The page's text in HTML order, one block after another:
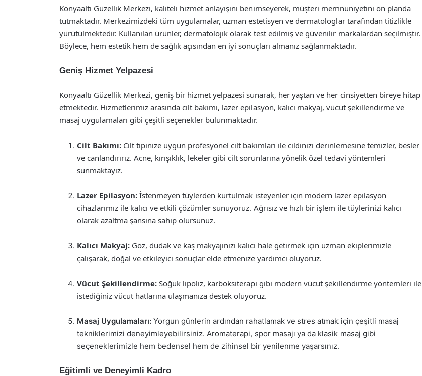
Konyaaltı Güzellik Merkezi, kaliteli hizmet anlayışını benimseyerek, müşteri memnuniyetini ön planda
tutmaktadır. Merkezimizdeki tüm uygulamalar, uzman estetisyen ve dermatologlar tarafından titizlikle
yürütülmektedir. Kullanılan ürünler, dermatolojik olarak test edilmiş ve güvenilir markalardan seçilmiştir.
Böylece, hem estetik hem de sağlık açısından en iyi sonuçları almanız sağlanmaktadır.
Geniş Hizmet Yelpazesi
Konyaaltı Güzellik Merkezi, geniş bir hizmet yelpazesi sunarak, her yaştan ve her cinsiyetten bireye hitap
etmektedir. Hizmetlerimiz arasında cilt bakımı, lazer epilasyon, kalıcı makyaj, vücut şekillendirme ve
masaj uygulamaları gibi çeşitli seçenekler bulunmaktadır.
Cilt Bakımı: Cilt tipinize uygun profesyonel cilt bakımları ile cildinizi derinlemesine temizler, besler
ve canlandırırız. Acne, kırışıklık, lekeler gibi cilt sorunlarına yönelik özel tedavi yöntemleri
sunmaktayız.
Lazer Epilasyon: İstenmeyen tüylerden kurtulmak isteyenler için modern lazer epilasyon
cihazlarımız ile kalıcı ve etkili çözümler sunuyoruz. Ağrısız ve hızlı bir işlem ile tüylerinizi kalıcı
olarak azaltma şansına sahip olursunuz.
Kalıcı Makyaj: Göz, dudak ve kaş makyajınızı kalıcı hale getirmek için uzman ekiplerimizle
çalışarak, doğal ve etkileyici sonuçlar elde etmenize yardımcı oluyoruz.
Vücut Şekillendirme: Soğuk lipoliz, karboksiterapi gibi modern vücut şekillendirme yöntemleri ile
istediğiniz vücut hatlarına ulaşmanıza destek oluyoruz.
Masaj Uygulamaları: Yorgun günlerin ardından rahatlamak ve stres atmak için çeşitli masaj
tekniklerimizi deneyimleyebilirsiniz. Aromaterapi, spor masajı ya da klasik masaj gibi
seçeneklerimizle hem bedensel hem de zihinsel bir yenilenme yaşarsınız.
Eğitimli ve Deneyimli Kadro